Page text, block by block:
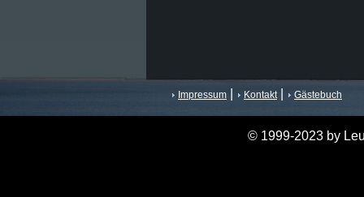
Impressum Kontakt Gästebuch
© 1999-2023 by